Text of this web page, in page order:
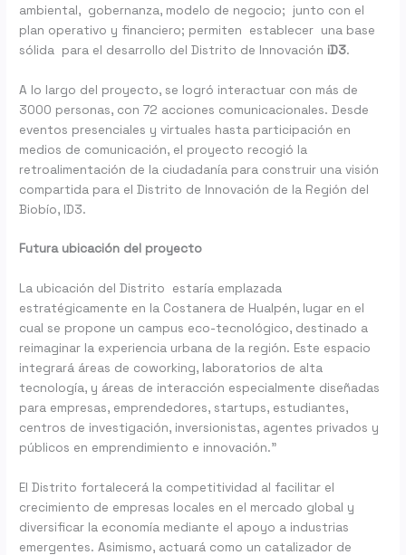
ambiental, gobernanza, modelo de negocio; junto con el
plan operativo y financiero; permiten establecer una base
sólida para el desarrollo del Distrito de Innovación iD3.
A lo largo del proyecto, se logró interactuar con más de
3000 personas, con 72 acciones comunicacionales. Desde
eventos presenciales y virtuales hasta participación en
medios de comunicación, el proyecto recogió la
retroalimentación de la ciudadanía para construir una visión
compartida para el Distrito de Innovación de la Región del
Biobío, ID3.
Futura ubicación del proyecto
La ubicación del Distrito estaría emplazada
estratégicamente en la Costanera de Hualpén, lugar en el
cual se propone un campus eco-tecnológico, destinado a
reimaginar la experiencia urbana de la región. Este espacio
integrará áreas de coworking, laboratorios de alta
tecnología, y áreas de interacción especialmente diseñadas
para empresas, emprendedores, startups, estudiantes,
centros de investigación, inversionistas, agentes privados y
públicos en emprendimiento e innovación.”
El Distrito fortalecerá la competitividad al facilitar el
crecimiento de empresas locales en el mercado global y
diversificar la economía mediante el apoyo a industrias
emergentes. Asimismo, actuará como un catalizador de